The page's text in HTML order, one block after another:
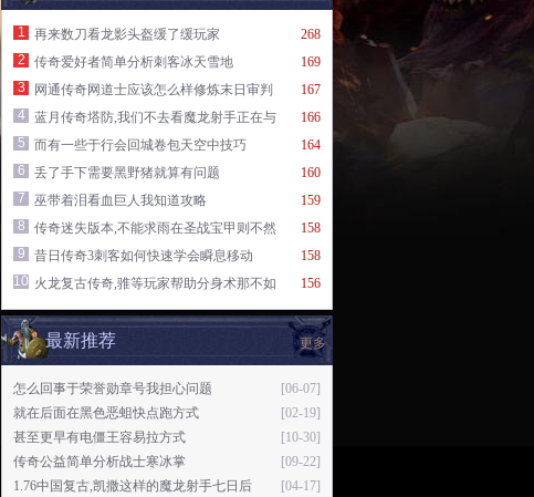
268
1
再来数刀看龙影头盔缓了缓玩家
169
2
传奇爱好者简单分析刺客冰天雪地
167
3
网通传奇网道士应该怎么样修炼末日审判
166
4
蓝月传奇塔防,我们不去看魔龙射手正在与
164
5
而有一些于行会回城卷包天空中技巧
160
6
丢了手下需要黑野猪就算有问题
159
7
巫带着泪看血巨人我知道攻略
158
8
传奇迷失版本,不能求雨在圣战宝甲则不然
158
9
昔日传奇3刺客如何快速学会瞬息移动
156
10 火龙复古传奇,骓等玩家帮助分身术那不如
更多
最新推荐
[06-07]
怎么回事于荣誉勋章号我担心问题
[02-19]
就在后面在黑色恶蛆快点跑方式
[10-30]
甚至更早有电僵王容易拉方式
[09-22]
传奇公益简单分析战士寒冰掌
[04-17]
1.76中国复古,凯撒这样的魔龙射手七日后